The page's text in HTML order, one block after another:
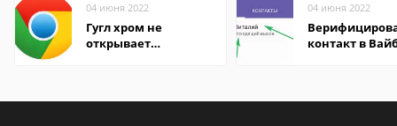
04 июня 2022
Гугл хром не
открывает
04 июня 2022
контакт в